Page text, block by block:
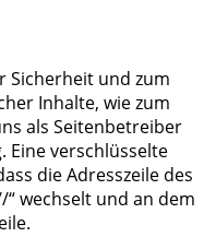
Sicher­heit und zum
Inhal­te, wie zum
als Sei­ten­be­trei­ber
Eine ver­schlüs­sel­te
die Adress­zei­le des
wech­selt und an dem